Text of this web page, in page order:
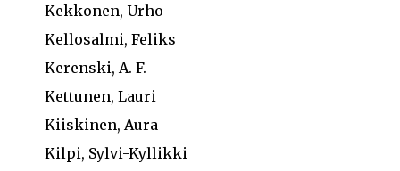
Kekkonen, Urho
Kellosalmi, Feliks
Kerenski, A. F.
Kettunen, Lauri
Kiiskinen, Aura
Kilpi, Sylvi-Kyllikki